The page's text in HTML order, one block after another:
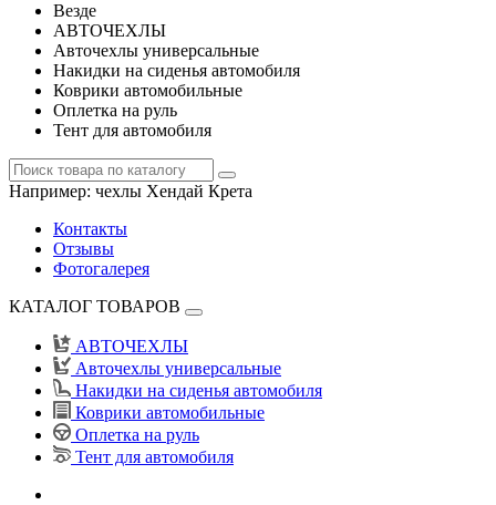
Везде
АВТОЧЕХЛЫ
Авточехлы универсальные
Накидки на сиденья автомобиля
Коврики автомобильные
Оплетка на руль
Тент для автомобиля
Например: чехлы Хендай Крета
Контакты
Отзывы
Фотогалерея
КАТАЛОГ ТОВАРОВ
АВТОЧЕХЛЫ
Авточехлы универсальные
Накидки на сиденья автомобиля
Коврики автомобильные
Оплетка на руль
Тент для автомобиля